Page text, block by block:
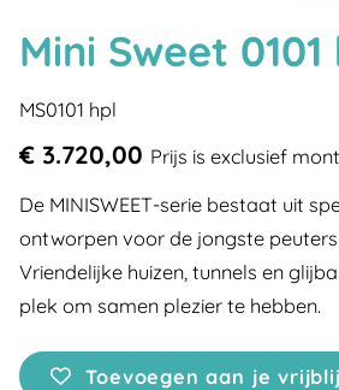
Mini Sweet 0101
MS0101 hpl
€ 3.720,00 Prijs is exclusief
De MINISWEET-serie bestaat uit
ontworpen voor de jongste
Vriendelijke huizen, tunnels en
plek om samen plezier te hebben.
Toevoegen aan je